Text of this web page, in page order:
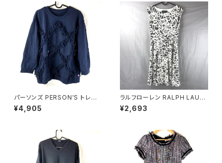
パーソンズ PERSON'S トレー
ナー 綿100％ ロゴ入り フリン
ジ リブ ネイビー Lサイズ 9214
¥4,905
ラルフローレン RALPH LAURE
N ワンピース ノースリーブ 花柄
フレア 白 グレー系 2Pサイズ 9
¥2,693